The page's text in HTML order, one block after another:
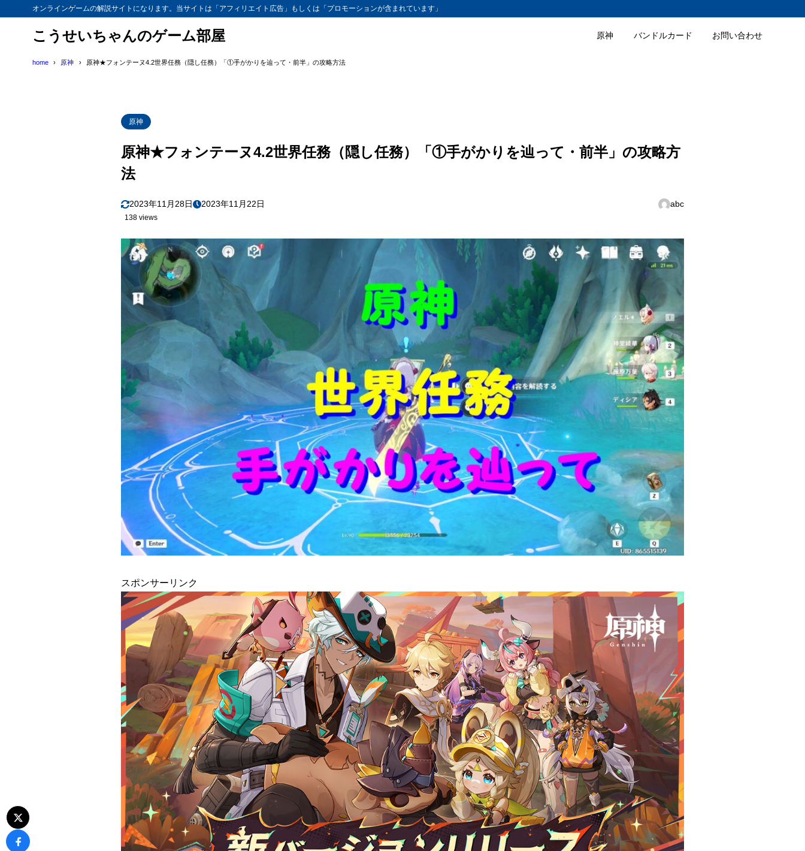
オンラインゲームの解説サイトになります。当サイトは「アフィリエイト広告」もしくは「プロモーションが含まれています」
こうせいちゃんのゲーム部屋 原神 バンドルカード お問い合わせ
home 原神 原神★フォンテーヌ4.2世界任務（隠し任務）「①手がかりを辿って・前半」の攻略方法
原神
原神★フォンテーヌ4.2世界任務（隠し任務）「①手がかりを辿って・前半」の攻略方
法
2023年11月28日 2023年11月22日 abc
138 views
スポンサーリンク